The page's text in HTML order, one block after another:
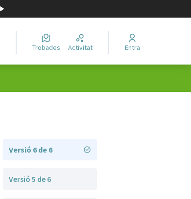
Trobades Activitat Entra
Versió 6 de 6
Versió 5 de 6